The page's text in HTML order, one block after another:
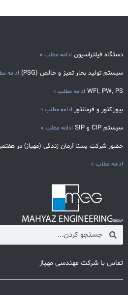
دستگاه فیلتراسیون ادامه مطلب »
سیستم تولید بخار تمیز و خالص (PSG) ادامه
WFI, PW, PS ادامه مطلب »
بیوراکتور و فرمانتور ادامه مطلب »
سیستم CIP و SIP ادامه مطلب »
حضور شرکت یسنا آرمان زندگی (مهیاز) در
ادامه مطلب »
تماس با شرکت مهندسی مهیاز